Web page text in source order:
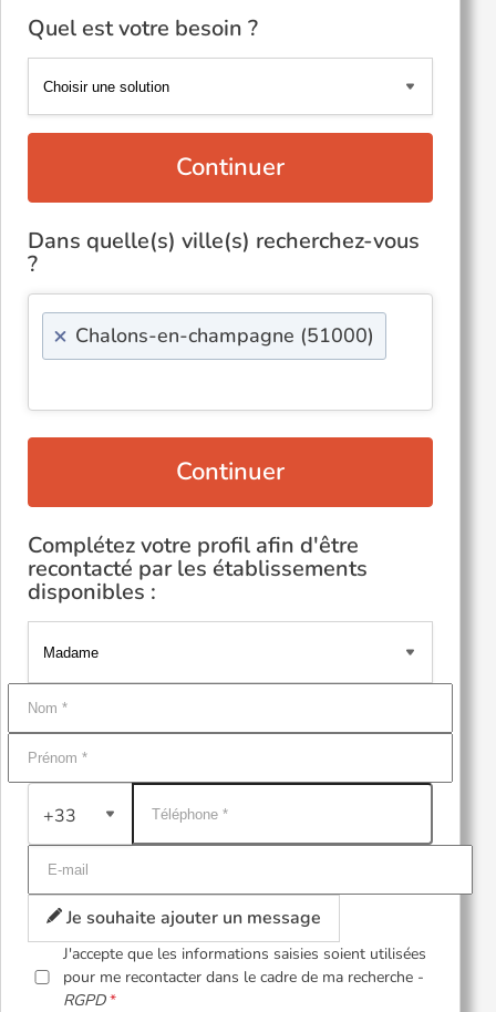
Quel est votre besoin ?
Continuer
Dans quelle(s) ville(s) recherchez-vous
?
× Chalons-en-champagne (51000)
Continuer
Complétez votre profil afin d'être
recontacté par les établissements
disponibles :
+33
Je souhaite ajouter un message
J'accepte que les informations saisies soient utilisées
pour me recontacter dans le cadre de ma recherche -
RGPD